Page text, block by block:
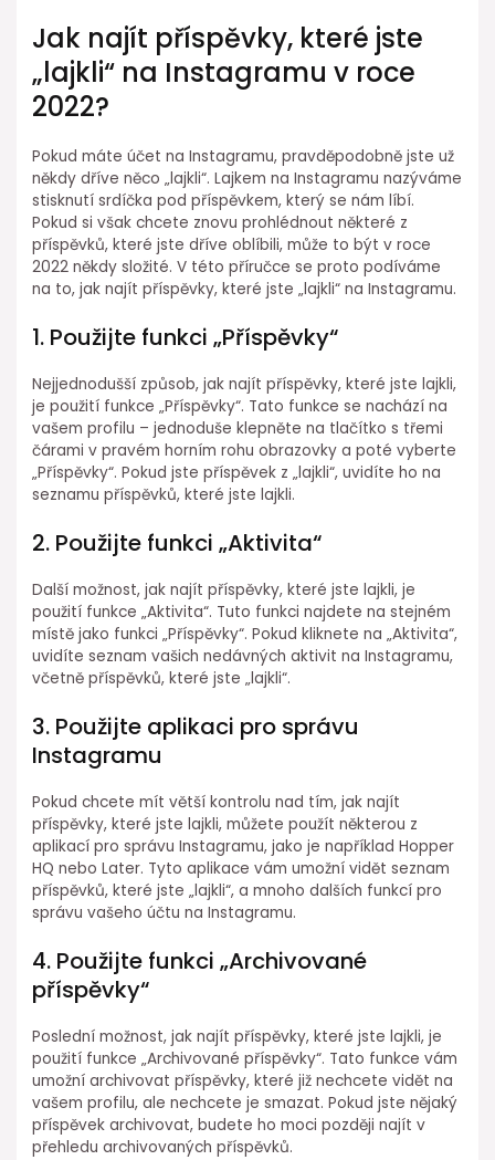
Jak najít příspěvky, které jste
„lajkli“ na Instagramu v roce
2022?
Pokud máte účet na Instagramu, pravděpodobně jste už
někdy dříve něco „lajkli“. Lajkem na Instagramu nazýváme
stisknutí srdíčka pod příspěvkem, který se nám líbí.
Pokud si však chcete znovu prohlédnout některé z
příspěvků, které jste dříve oblíbili, může to být v roce
2022 někdy složité. V této příručce se proto podíváme
na to, jak najít příspěvky, které jste „lajkli“ na Instagramu.
1. Použijte funkci „Příspěvky“
Nejjednodušší způsob, jak najít příspěvky, které jste lajkli,
je použití funkce „Příspěvky“. Tato funkce se nachází na
vašem profilu – jednoduše klepněte na tlačítko s třemi
čárami v pravém horním rohu obrazovky a poté vyberte
„Příspěvky“. Pokud jste příspěvek z „lajkli“, uvidíte ho na
seznamu příspěvků, které jste lajkli.
2. Použijte funkci „Aktivita“
Další možnost, jak najít příspěvky, které jste lajkli, je
použití funkce „Aktivita“. Tuto funkci najdete na stejném
místě jako funkci „Příspěvky“. Pokud kliknete na „Aktivita“,
uvidíte seznam vašich nedávných aktivit na Instagramu,
včetně příspěvků, které jste „lajkli“.
3. Použijte aplikaci pro správu
Instagramu
Pokud chcete mít větší kontrolu nad tím, jak najít
příspěvky, které jste lajkli, můžete použít některou z
aplikací pro správu Instagramu, jako je například Hopper
HQ nebo Later. Tyto aplikace vám umožní vidět seznam
příspěvků, které jste „lajkli“, a mnoho dalších funkcí pro
správu vašeho účtu na Instagramu.
4. Použijte funkci „Archivované
příspěvky“
Poslední možnost, jak najít příspěvky, které jste lajkli, je
použití funkce „Archivované příspěvky“. Tato funkce vám
umožní archivovat příspěvky, které již nechcete vidět na
vašem profilu, ale nechcete je smazat. Pokud jste nějaký
příspěvek archivovat, budete ho moci později najít v
přehledu archivovaných příspěvků.